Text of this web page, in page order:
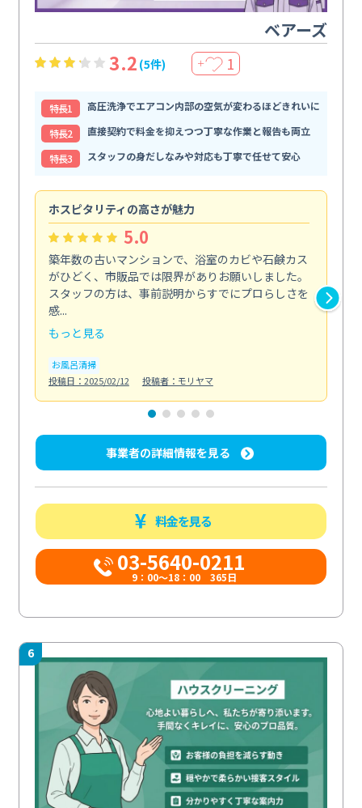
ベアーズ
3.2 (5件) ＋ 1
特⻑1
高圧洗浄でエアコン内部の空気が変わるほどきれいに
特⻑2
直接契約で料金を抑えつつ丁寧な作業と報告も両立
特⻑3
スタッフの身だしなみや対応も丁寧で任せて安心
ホスピタリティの高さが魅力
5.0
築年数の古いマンションで、浴室のカビや石鹸カス
がひどく、市販品では限界がありお願いしました。
スタッフの方は、事前説明からすでにプロらしさを
感...
もっと見る
お風呂清掃
投稿日：2025/02/12
投稿者：モリヤマ
事業者の詳細情報を見る
料金を見る
03-5640-0211
9：00～18：00 365日
6